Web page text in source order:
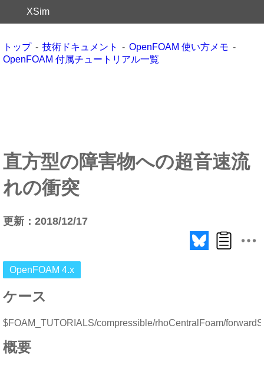
XSim
トップ 技術ドキュメント
OpenFOAM 使い方メモ
OpenFOAM 付属チュートリアル一覧
直方型の障害物への超音速流
れの衝突
更新：2018/12/17
OpenFOAM 4.x
ケース
$FOAM_TUTORIALS/compressible/rhoCentralFoam/
概要